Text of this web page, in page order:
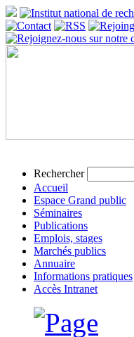
Rechercher
Accueil
Espace Grand public
Séminaires
Publications
Emplois, stages
Marchés publics
Annuaire
Informations pratiques
Accès Intranet